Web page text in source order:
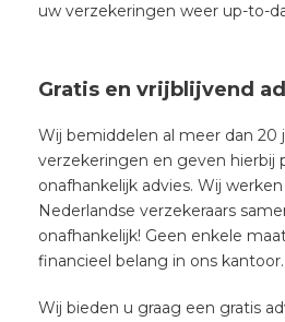
uw verzekeringen weer up-to-
Gratis en vrijblijvend
Wij bemiddelen al meer dan 20
verzekeringen en geven hierbij
onafhankelijk advies. Wij
Nederlandse verzekeraars
onafhankelijk! Geen enkele
financieel belang in ons kantoor.
Wij bieden u graag een gratis